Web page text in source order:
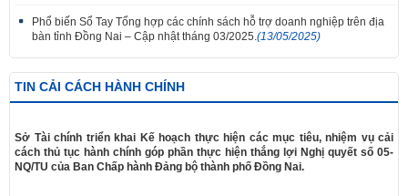
Phổ biến Sổ Tay Tổng hợp các chính sách hỗ trợ doanh nghiệp trên địa
bàn tỉnh Đồng Nai – Cập nhật tháng 03/2025. (13/05/2025)
TIN CẢI CÁCH HÀNH CHÍNH
Sở Tài chính triển khai Kế hoạch thực hiện các mục tiêu, nhiệm vụ cải
cách thủ tục hành chính góp phần thực hiện thắng lợi Nghị quyết số 05-
NQ/TU của Ban Chấp hành Đảng bộ thành phố Đồng Nai.